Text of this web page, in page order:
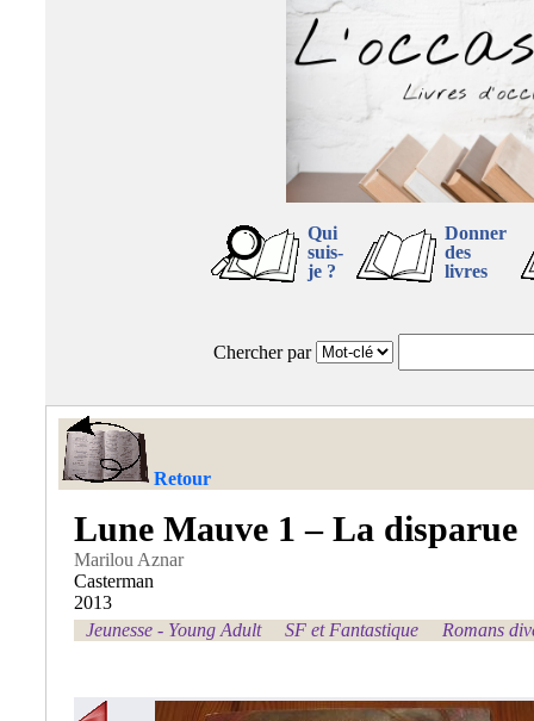
Qui
suis-
je ?
Donner
des
livres
Chercher par
Retour
Lune Mauve 1 – La disparue
Marilou Aznar
Casterman
2013
Jeunesse - Young Adult
SF et Fantastique Romans